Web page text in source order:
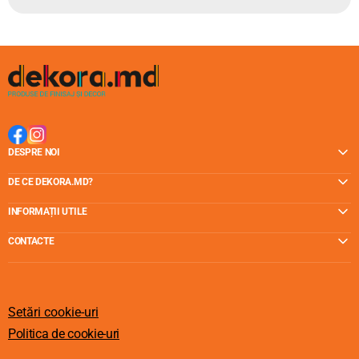
DESPRE NOI
DE CE DEKORA.MD?
INFORMAȚII UTILE
CONTACTE
Setări cookie-uri
Politica de cookie-uri